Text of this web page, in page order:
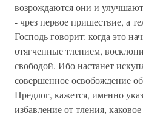
возрождаются они и
- чрез первое пришествие, а
Господь говорит: когда это
отягченные тлением,
свободой. Ибо настанет
совершенное освобождение
Предлог, кажется, именно
избавление от тления,